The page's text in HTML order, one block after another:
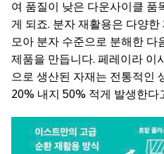
여 품질이 낮은 다운사이클 품
게 되죠. 분자 재활용은 다양
모아 분자 수준으로 분해한 다
제품을 만듭니다. 페레이라 이
으로 생산된 자재는 전통적인
20% 내지 50% 적게 발생한다